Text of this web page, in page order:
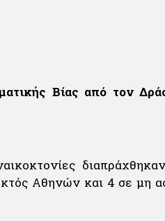
Βίας από τον
Αθηνών και 4 σε μη